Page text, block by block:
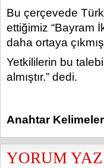
Bu çerçevede
ettiğimiz “Bayram
daha ortaya
Yetkililerin bu
almıştır.” dedi.
Anahtar
YORUM YAZ